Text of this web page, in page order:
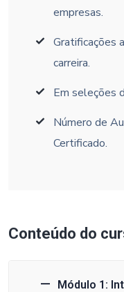
empresas.
Gratificações
carreira.
Em seleções
Número de
Certificado.
Conteúdo do
Módulo 1: